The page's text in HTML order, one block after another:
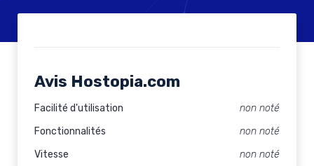
Avis Hostopia.com
Facilité d'utilisation
non noté
Fonctionnalités
non noté
Vitesse
non noté